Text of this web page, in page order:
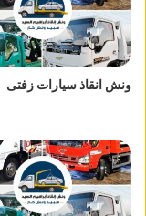
ونش انقاذ سيارات زفتى